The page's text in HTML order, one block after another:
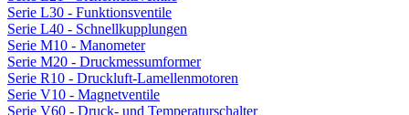
Serie L30 - Funktionsventile
Serie L40 - Schnellkupplungen
Serie M10 - Manometer
Serie M20 - Druckmessumformer
Serie R10 - Druckluft-Lamellenmotoren
Serie V10 - Magnetventile
Serie V60 - Druck- und Temperaturschalter